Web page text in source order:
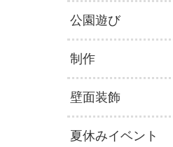
公園遊び
制作
壁面装飾
夏休みイベント